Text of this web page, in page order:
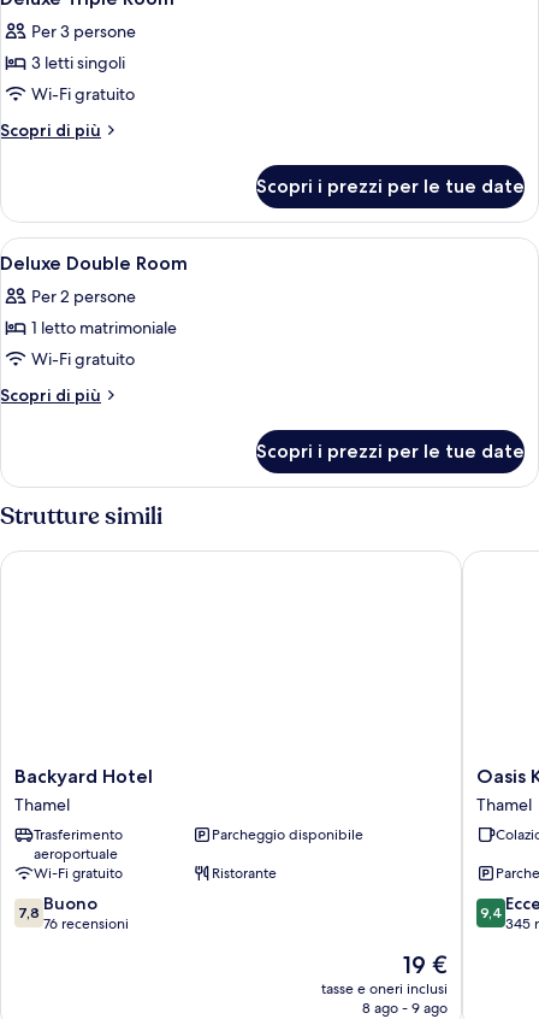
tutte
le
foto
per
Deluxe
Per 3 persone
3 letti singoli
Wi-Fi gratuito
Scopri di più
Altri
Triple
Room
Scopri i prezzi per le tue date
Apri
tutte
le
foto
per
Deluxe
Una camera d'albergo con un letto,
3
Deluxe Double Room
Per 2 persone
1 letto matrimoniale
Wi-Fi gratuito
Scopri di più
Altri
Double
Room
Scopri i prezzi per le tue date
Strutture simili
Backyard
Hotel
Thamel
Backyard Hotel
Thamel
Trasferimento
aeroportuale
Parcheggio disponibile
Wi-Fi gratuito
Ristorante
7.8
su
7,8 Buono
76 recensioni
Il
prezzo
attuale
19 €
tasse e oneri inclusi
8 ago - 9 ago
Backyard Hotel
Oasis
Hotel
Thamel
Oasis
Thamel
9.4
su
9,4
345
Oasis